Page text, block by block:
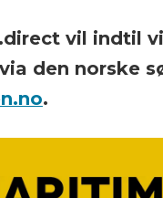
vil indtil
den norske
.